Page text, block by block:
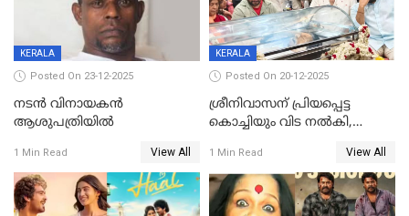
KERALA
Posted On 23-12-2025
നടൻ വിനായകൻ
ആശുപത്രിയിൽ
1 Min Read View All
KERALA
Posted On 20-12-2025
ശ്രീനിവാസന് പ്രിയപ്പെട്ട
കൊച്ചിയും വിട നൽകി,
സംസ്കാരം നാളെ
1 Min Read View All